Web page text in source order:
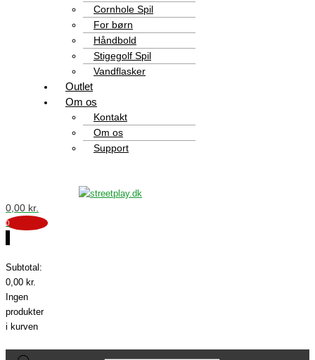
Cornhole Spil
For børn
Håndbold
Stigegolf Spil
Vandflasker
Outlet
Om os
Kontakt
Om os
Support
0,00 kr.
0
Subtotal:
0,00 kr.
Ingen
produkter
i kurven